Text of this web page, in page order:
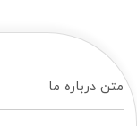
متن درباره ما